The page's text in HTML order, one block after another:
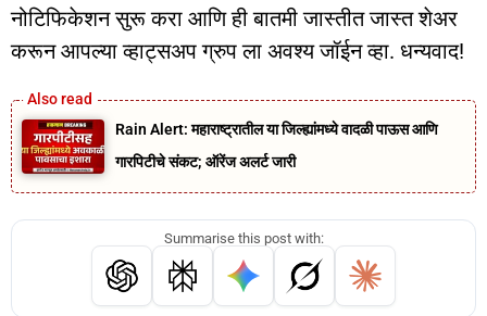
नोटिफिकेशन सुरू करा आणि ही बातमी जास्तीत जास्त शेअर
करून आपल्या व्हाट्सअप ग्रुप ला अवश्य जॉईन व्हा. धन्यवाद!
Rain Alert: महाराष्ट्रातील या जिल्ह्यांमध्ये वादळी पाऊस आणि
गारपिटीचे संकट; ऑरेंज अलर्ट जारी
Summarise this post with: